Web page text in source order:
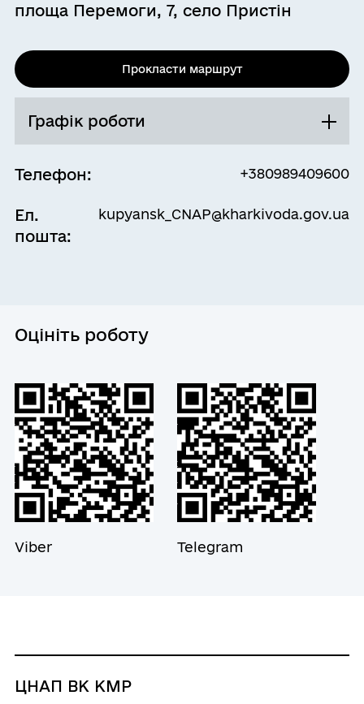
площа Перемоги, 7, село Пристін
Прокласти маршрут
Графік роботи
Телефон: +380989409600
Ел.
пошта:
kupyansk_CNAP@kharkivoda.gov.ua
Оцініть роботу
Viber Telegram
ЦНАП ВК КМР